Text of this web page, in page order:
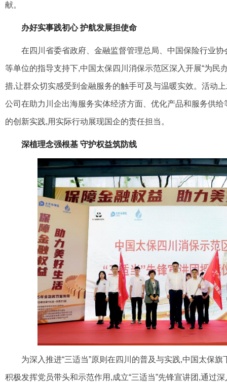
献。
办好实事践初心 护航发展担使命
在四川省委省政府、金融监督管理总局、中国保险行业协
等单位的指导支持下,中国太保四 川消保示范区深入开展“为民
措,让群众切实感受到金融服务的触手可及与温暖实效。活动
公司在助力川企出海服务实体经济方面、优化产品和服务供
的创新实践,用实际行动展现国企的责任担当。
深植理念强根基 守护权益筑防线
为深入推进“三适当”原则在四川的普及与实践,中国太保旗
积极发挥党员带头和示范作用,成立“三适当”先锋宣讲团,通过